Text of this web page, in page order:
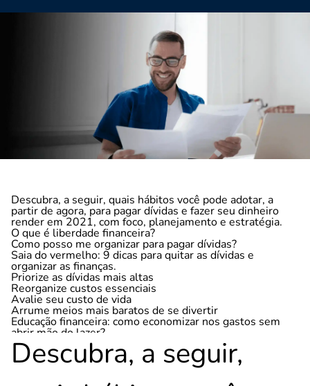
Descubra, a seguir, quais hábitos você pode adotar, a
partir de agora, para pagar dívidas e fazer seu dinheiro
render em 2021, com foco, planejamento e estratégia.
O que é liberdade financeira?
Como posso me organizar para pagar dívidas?
Saia do vermelho: 9 dicas para quitar as dívidas e
organizar as finanças.
Priorize as dívidas mais altas
Reorganize custos essenciais
Avalie seu custo de vida
Arrume meios mais baratos de se divertir
Educação financeira: como economizar nos gastos sem
abrir mão do lazer?
Foque em outros tipos de atividade física
Use o cartão de crédito com inteligência
Crie metas
Descubra, a seguir,